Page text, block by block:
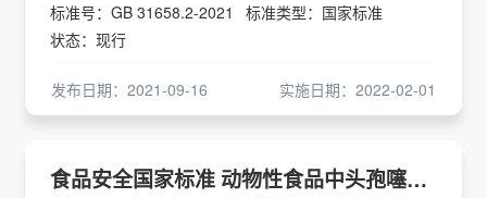
标准号：GB 31658.2-2021
标准类型：国家标准
状态：现行
发布日期：2021-09-16 实施日期：2022-02-01
食品安全国家标准 动物性食品中头孢噻呋残留量的测定 高效液相色谱法